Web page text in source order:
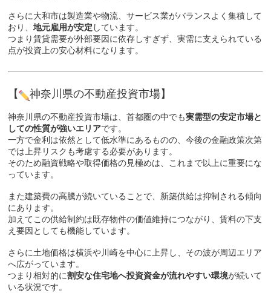
さらに大和市は製造業や物流、サービス業がバランスよく集積して
おり、地元雇用が安定 しています。
つまり賃貸需要が外部要因に依存しすぎず、実需に支えられている
点が投資上の安心材料になります。
【 神奈川県の不動産投資市場】
神奈川県の不動産投資市場は、首都圏の中でも実需型の安定市場と
しての性質が強いエリアです。
一方で金利は依然として低水準にあるものの、今後の金融政策次第
では上昇リスクも考慮する必要があります。
そのため融資戦略や取得価格の見極めは、これまで以上に重要にな
っています。
また建築費の高騰が続いていることで、新築供給は抑制される傾向
にあります。
加えてこの供給制約は既存物件の価値維持につながり、賃料の下支
え要因としても機能しています。
さらに土地価格は横浜や川崎を中心に上昇し、その波が周辺エリア
へ広がっています。
つまり相対的に割安な住宅地へ投資資金が流れやすい環境が続いて
いる状況です。